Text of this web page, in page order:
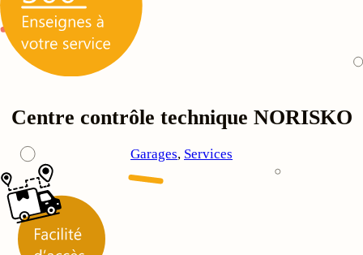
Centre contrôle technique NORISKO
Garages, Services